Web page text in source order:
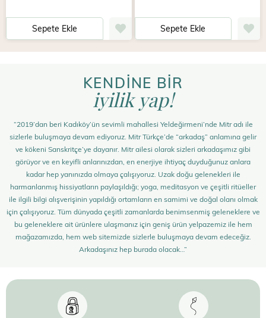
Sepete Ekle Sepete Ekle
KENDİNE BİR
iyilik yap!
“2019’dan beri Kadıköy’ün sevimli mahallesi Yeldeğirmeni’nde Mitr adı ile
sizlerle buluşmaya devam ediyoruz. Mitr Türkçe’de “arkadaş” anlamına gelir
ve kökeni Sanskritçe’ye dayanır. Mitr ailesi olarak sizleri arkadaşımız gibi
görüyor ve en keyifli anlarınızdan, en enerjiye ihtiyaç duyduğunuz anlara
kadar hep yanınızda olmaya çalışıyoruz. Uzak doğu gelenekleri ile
harmanlanmış hissiyatların paylaşıldığı; yoga, meditasyon ve çeşitli ritüeller
ile ilgili bilgi alışverişinin yapıldığı ortamların en samimi ve doğal olanı olmak
için çalışıyoruz. Tüm dünyada çeşitli zamanlarda benimsenmiş geleneklere ve
bu geleneklere ait ürünlere ulaşmanız için geniş ürün yelpazemiz ile hem
mağazamızda, hem web sitemizde sizlerle buluşmaya devam edeceğiz.
Arkadaşınız hep burada olacak…”